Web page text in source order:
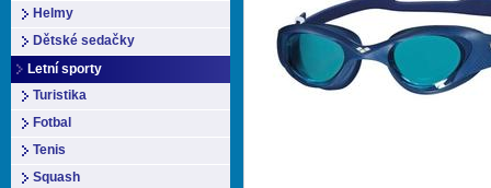
Helmy
Dětské sedačky
Letní sporty
Turistika
Fotbal
Tenis
Squash